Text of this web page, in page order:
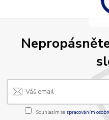
Souhlasím se zpracováním